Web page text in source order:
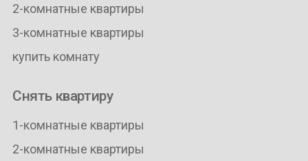
2-комнатные квартиры
3-комнатные квартиры
купить комнату
Снять квартиру
1-комнатные квартиры
2-комнатные квартиры